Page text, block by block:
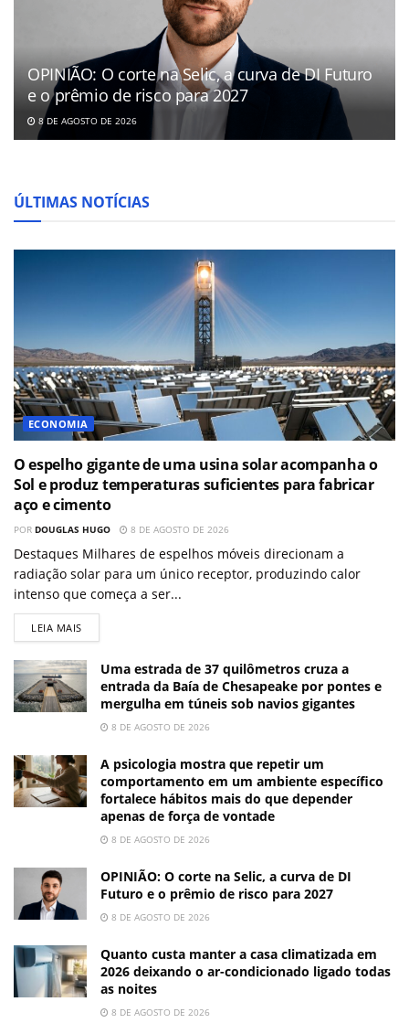
OPINIÃO: O corte na Selic, a curva de DI Futuro
e o prêmio de risco para 2027
8 DE AGOSTO DE 2026
ÚLTIMAS NOTÍCIAS
ECONOMIA
O espelho gigante de uma usina solar acompanha o
Sol e produz temperaturas suficientes para fabricar
aço e cimento
POR DOUGLAS HUGO 8 DE AGOSTO DE 2026
Destaques Milhares de espelhos móveis direcionam a
radiação solar para um único receptor, produzindo calor
intenso que começa a ser...
LEIA MAIS
Uma estrada de 37 quilômetros cruza a
entrada da Baía de Chesapeake por pontes e
mergulha em túneis sob navios gigantes
8 DE AGOSTO DE 2026
A psicologia mostra que repetir um
comportamento em um ambiente específico
fortalece hábitos mais do que depender
apenas de força de vontade
8 DE AGOSTO DE 2026
OPINIÃO: O corte na Selic, a curva de DI
Futuro e o prêmio de risco para 2027
8 DE AGOSTO DE 2026
Quanto custa manter a casa climatizada em
2026 deixando o ar-condicionado ligado todas
as noites
8 DE AGOSTO DE 2026